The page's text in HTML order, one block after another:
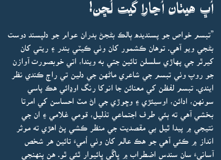
اُڀ هيٺان اُڃارا گيت لُڇن!
”تبسم خواص جو پسنديده ٻالڪ بڻجڻ بدران عوام جو دلپسند دوست
بڻجي ويو آهي. توهان ڪشمور کان وٺي ڪيٽي بندر ۽ ريتي کان
کيرٿر جي پهاڙي سلسلن تائين جتي به ويندا، اتي خوبصورت آوازن
جو روپ وٺي تبسم جي شاعري ماڻهن جي دلين تي راڄ ڪندي نظر
ايندي. تبسم لفظن کي معنائن جا انوکا رنگ اوڍائي هڪ پاسي
سونهن، ادائن، اوسيئڙي ۽ وڇوڙي جي اڻ مٽ احساسن کي امرتا
بخشي آهي ته ٻئي طرف اجتماعي تذليل، قومي غلامي ۽ ان جي
نتيجي ۾ پيدا ٿيل بي مقصديت جي منظر ڪشي پڻ اهڙي ته موثر
انداز ۾ ڪئي آهي جو هڪ عالم کان وٺي اُميءَ تائين هر شخص
آسانيءَ سان سندس اضطراب ۾ ڀاڱي ڀائيوار ٿئي ٿو. هن پنهنجي